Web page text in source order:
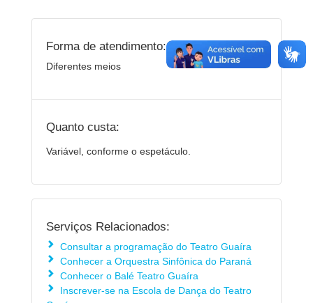
Forma de atendimento:
Diferentes meios
Quanto custa:
Variável, conforme o espetáculo.
Serviços Relacionados:
Consultar a programação do Teatro Guaíra
Conhecer a Orquestra Sinfônica do Paraná
Conhecer o Balé Teatro Guaíra
Inscrever-se na Escola de Dança do Teatro